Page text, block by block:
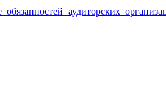
аудиторских